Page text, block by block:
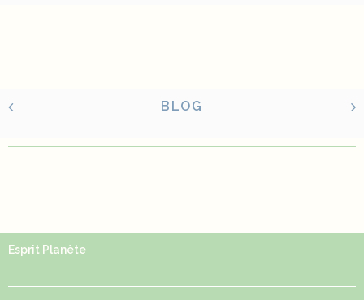
BLOG
Esprit Planète